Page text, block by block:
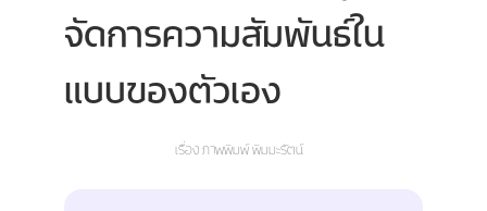
จัดการความสัมพันธ์ใน
แบบของตัวเอง
เรื่อง ภาพพิมพ์ พิมมะรัตน์